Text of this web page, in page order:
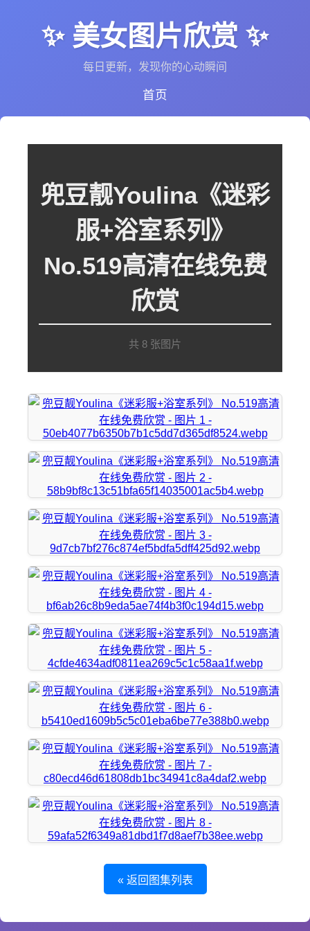
✨ 美女图片欣赏 ✨
每日更新，发现你的心动瞬间
首页
兜豆靓Youlina《迷彩
服+浴室系列》
No.519高清在线免费
欣赏
共 8 张图片
« 返回图集列表